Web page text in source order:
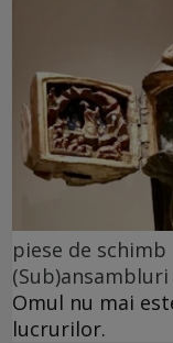
piese de schimb
Omul nu mai
lucrurilor.